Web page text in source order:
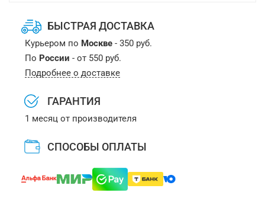
БЫСТРАЯ ДОСТАВКА
Курьером по Москве- 350 руб.
По России - от 550 руб.
Подробнее о доставке
ГАРАНТИЯ
1 месяц от производителя
СПОСОБЫ ОПЛАТЫ